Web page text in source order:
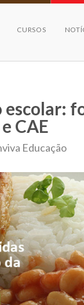
CURSOS
CAE
Educação